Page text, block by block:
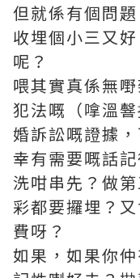
但就係有個問
收埋個小三又
呢？
喂其實真係無
犯法嘅（嗱溫
婚訴訟嘅證據
幸有需要嘅話
洗咁串先？做
彩都要攞埋？
費呀？
如果，如果你